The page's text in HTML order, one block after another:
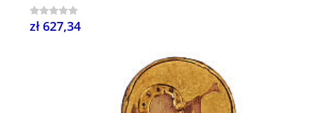
zł 627,34